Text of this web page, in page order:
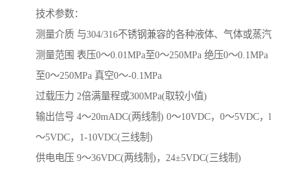
技术参数：
测量介质 与304/316不锈钢兼容的各种液体、气体或蒸汽
测量范围 表压0～0.01MPa至0～250MPa 绝压0～0.1MPa
至0～250MPa 真空0～-0.1MPa
过载压力 2倍满量程或300MPa(取较小值)
输出信号 4～20mADC(两线制) 0～10VDC，0～5VDC，l
～5VDC，1-10VDC(三线制)
供电电压 9～36VDC(两线制)，24±5VDC(三线制)